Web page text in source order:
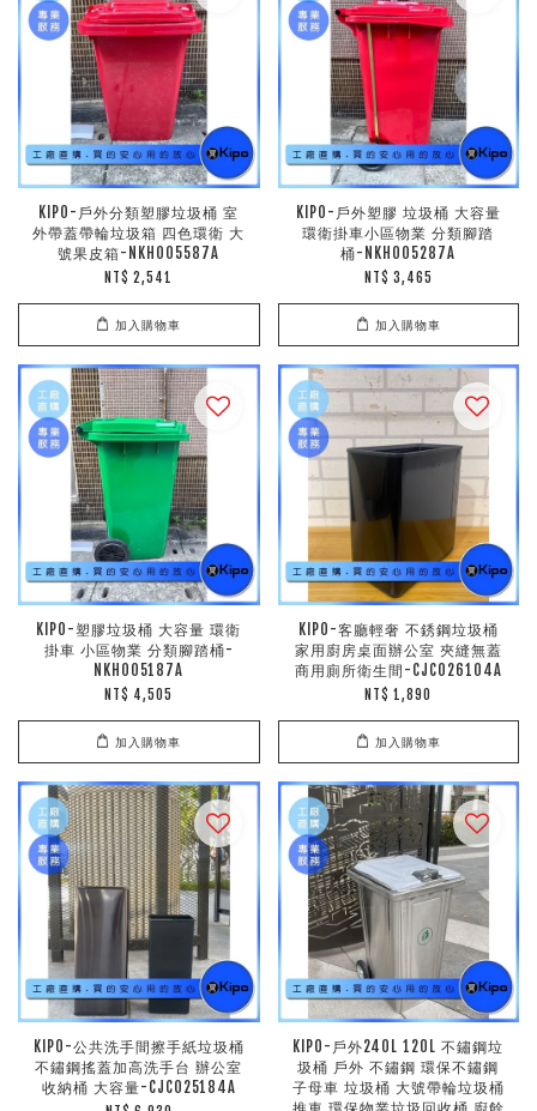
KIPO-戶外分類塑膠垃圾桶 室
外帶蓋帶輪垃圾箱 四色環衛 大
號果皮箱-NKH005587A
NT$ 2,541
加入購物車
KIPO-戶外塑膠 垃圾桶 大容量
環衛掛車小區物業 分類腳踏
桶-NKH005287A
NT$ 3,465
加入購物車
KIPO-塑膠垃圾桶 大容量 環衛
掛車 小區物業 分類腳踏桶-
NKH005187A
NT$ 4,505
加入購物車
KIPO-客廳輕奢 不銹鋼垃圾桶
家用廚房桌面辦公室 夾縫無蓋
商用廁所衛生間-CJC026104A
NT$ 1,890
加入購物車
KIPO-公共洗手間擦手紙垃圾桶
不鏽鋼搖蓋加高洗手台 辦公室
收納桶 大容量-CJC025184A
KIPO-戶外240L 120L 不鏽鋼垃
圾桶 戶外 不鏽鋼 環保不鏽鋼
子母車 垃圾桶 大號帶輪垃圾桶